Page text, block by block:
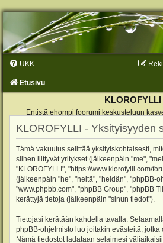
UKK
Etusivu
KLOROFYLLI
Entistä ehompi foorumi keskusteluun
KLOROFYLLI - Yksityisyyden
Tämä vakuutus selittää yksityiskohtaisesti,
siihen liittyvät yritykset (jälkeenpäin "me",
"KLOROFYLLI", "https://www.klorofylli.com/
(jälkeenpäin "he", "heitä", "heidän", "phpBB-
"www.phpbb.com", "phpBB Group", "phpBB
kerättyjä tietoja (jälkeenpäin "sinun tiedot").
Tietojasi kerätään kahdella tavalla:
phpBB-ohjelmisto luo joitakin evästeitä, jotka
Nämä tiedostot ladataan selaimesi